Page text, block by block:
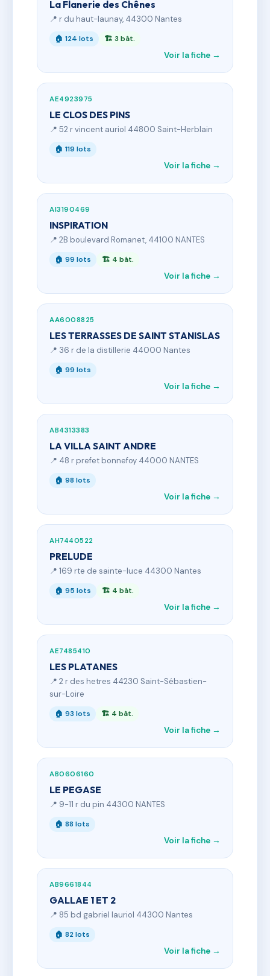
La Flanerie des Chênes
📍 r du haut-launay, 44300 Nantes
🏠 124 lots 🏗 3 bât.
Voir la fiche →
AE4923975
LE CLOS DES PINS
📍 52 r vincent auriol 44800 Saint-Herblain
🏠 119 lots
Voir la fiche →
AI3190469
INSPIRATION
📍 2B boulevard Romanet, 44100 NANTES
🏠 99 lots 🏗 4 bât.
Voir la fiche →
AA6008825
LES TERRASSES DE SAINT STANISLAS
📍 36 r de la distillerie 44000 Nantes
🏠 99 lots
Voir la fiche →
AB4313383
LA VILLA SAINT ANDRE
📍 48 r prefet bonnefoy 44000 NANTES
🏠 98 lots
Voir la fiche →
AH7440522
PRELUDE
📍 169 rte de sainte-luce 44300 Nantes
🏠 95 lots 🏗 4 bât.
Voir la fiche →
AE7485410
LES PLATANES
📍 2 r des hetres 44230 Saint-Sébastien-
sur-Loire
🏠 93 lots 🏗 4 bât.
Voir la fiche →
AB0606160
LE PEGASE
📍 9-11 r du pin 44300 NANTES
🏠 88 lots
Voir la fiche →
AB9661844
GALLAE 1 ET 2
📍 85 bd gabriel lauriol 44300 Nantes
🏠 82 lots
Voir la fiche →